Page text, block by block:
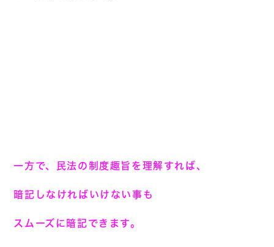
一方で、民法の制度趣旨を理解すれば、
暗記しなければいけない事も
スムーズに暗記できます。